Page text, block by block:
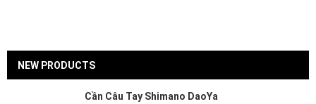
NEW PRODUCTS
Cần Câu Tay Shimano DaoYa